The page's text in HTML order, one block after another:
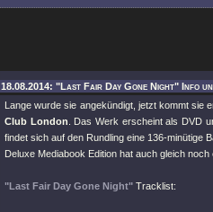
18.08.2014: "Last Fair Day Gone Night" Info
Lange wurde sie angekündigt, jetzt kommt sie
Club London . Das Werk erscheint als DVD
findet sich auf den Rundling eine 136-minütige
Deluxe Mediabook Edition hat auch gleich
"Last Fair Day Gone Night" Tracklist: